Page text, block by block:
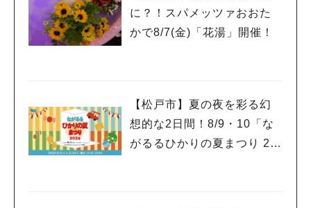
に？！スパメッツァおおた
かで8/7(金)「花湯」開催！
【松戸市】夏の夜を彩る幻
想的な2日間！8/9・10「な
がるるひかりの夏まつり 20